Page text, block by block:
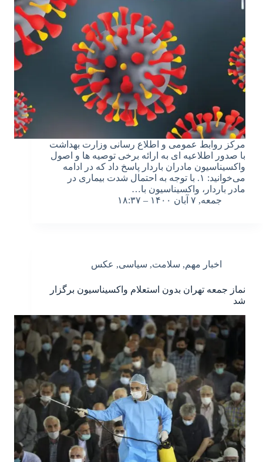
مرکز روابط عمومی و اطلاع رسانی وزارت بهداشت
با صدور اطلاعیه ای به ارائه برخی توصیه ها و اصول
واکسیناسیون مادران باردار پاسخ داد که در ادامه
می‌خوانید: ۱. با توجه به احتمال شدت بیماری در
مادر باردار، واکسیناسیون با…
جمعه, ۷ آبان ۱۴۰۰ – ۱۸:۳۷
اخبار مهم, سلامت, سیاسی, عکس
نماز جمعه تهران بدون استعلام واکسیناسیون برگزار
شد